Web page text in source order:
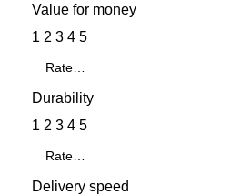
Value for money
1 2 3 4 5
Durability
1 2 3 4 5
Delivery speed